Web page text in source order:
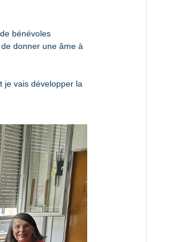
bénévoles
donner une âme à
je vais développer la